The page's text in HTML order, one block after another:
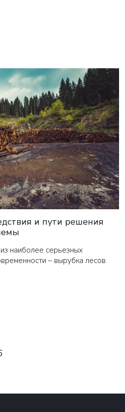
и пути решения
наиболее серьезных
– вырубка лесов.